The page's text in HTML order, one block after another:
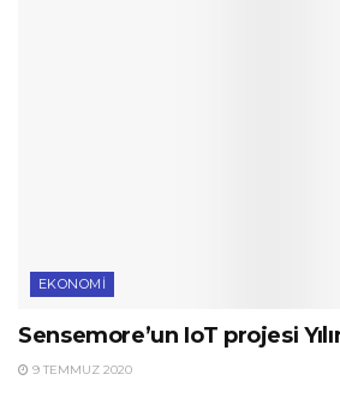
EKONOMI
Sensemore’un IoT projesi
9 TEMMUZ 2020